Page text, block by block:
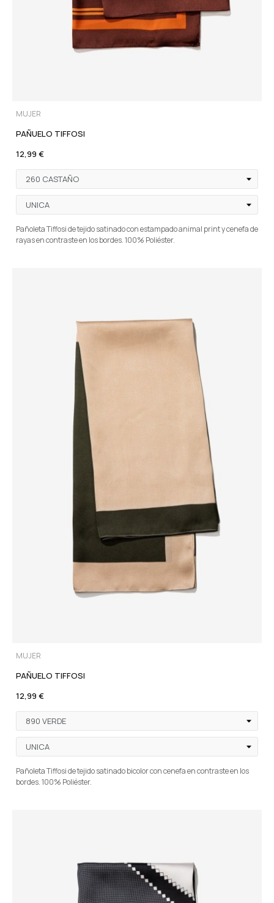
MUJER
PAÑUELO TIFFOSI
12,99 €
Pañoleta Tiffosi de tejido satinado con estampado animal print y cenefa de
rayas en contraste en los bordes. 100% Poliéster.
MUJER
PAÑUELO TIFFOSI
12,99 €
Pañoleta Tiffosi de tejido satinado bicolor con cenefa en contraste en los
bordes. 100% Poliéster.